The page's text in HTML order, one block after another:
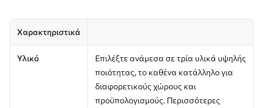
Χαρακτηριστικά
Υλικό
Επιλέξτε ανάμεσα σε τρία υλικά υψηλής
ποιότητας, το καθένα κατάλληλο για
διαφορετικούς χώρους και
προϋπολογισμούς. Περισσότερες